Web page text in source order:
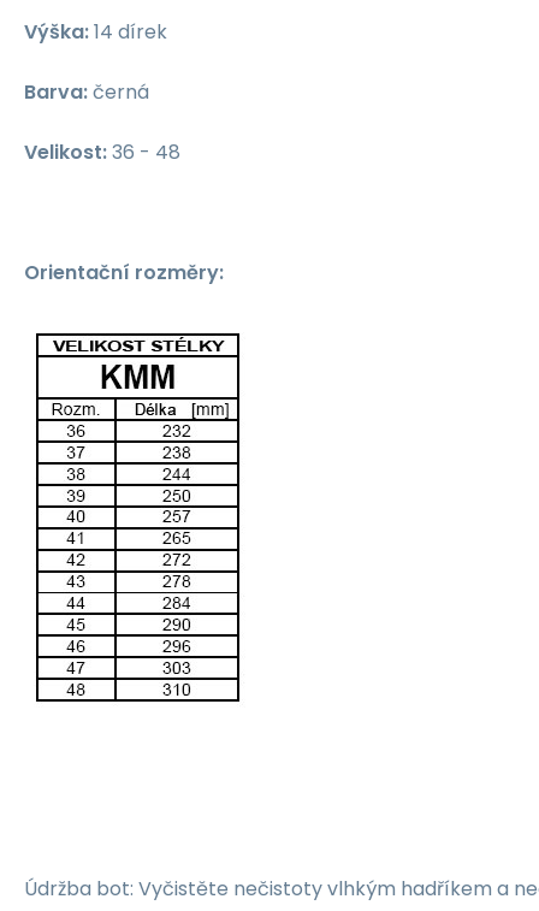
Výška:14 dírek
Barva:černá
Velikost:36 - 48
Orientační rozměry:
Údržba bot: Vyčistěte nečistoty vlhkým hadříkem a